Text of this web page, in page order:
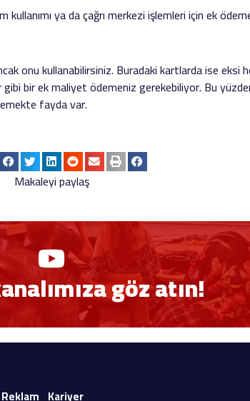
ya da çağrı merkezi işlemleri için ek
onu kullanabilirsiniz. Buradaki kartlarda ise eksi
gibi bir ek maliyet ödemeniz gerekebiliyor. Bu
fayda var.
Makaleyi paylaş
göz atın!
Reklam Kariyer